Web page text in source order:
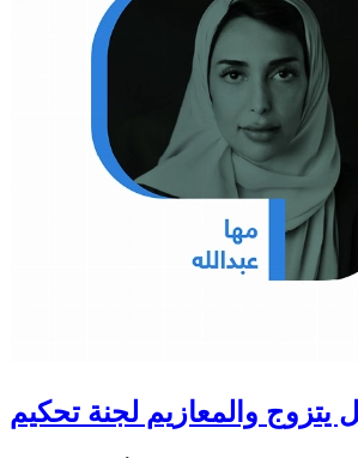
يتزوج والمعازيم لجنة تحكيم